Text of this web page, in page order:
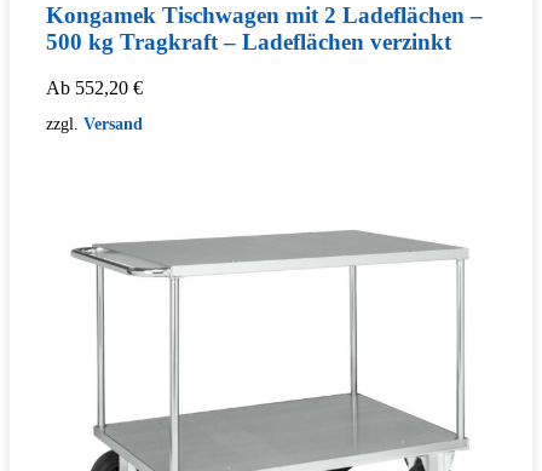
Kongamek Tischwagen mit 2 Ladeflächen –
500 kg Tragkraft – Ladeflächen verzinkt
Ab 552,20 €
zzgl. Versand